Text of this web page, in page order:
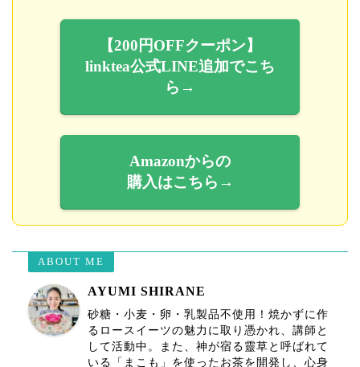
【200円OFFクーポン】
linktea公式LINE追加でこち
ら→
Amazonからの
購入はこちら→
ABOUT ME
AYUMI SHIRANE
砂糖・小麦・卵・乳製品不使用！焼かずに作
るロースイーツの魅力に取り憑かれ、講師と
して活動中。また、神が宿る靈草と呼ばれて
いる「まこも」を使ったお茶を開発し、心身